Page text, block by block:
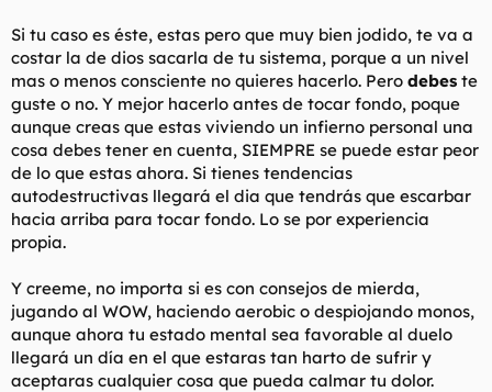
Si tu caso es éste, estas pero que muy bien jodido, te va a
costar la de dios sacarla de tu sistema, porque a un nivel
mas o menos consciente no quieres hacerlo. Pero debes te
guste o no. Y mejor hacerlo antes de tocar fondo, poque
aunque creas que estas viviendo un infierno personal una
cosa debes tener en cuenta, SIEMPRE se puede estar peor
de lo que estas ahora. Si tienes tendencias
autodestructivas llegará el dia que tendrás que escarbar
hacia arriba para tocar fondo. Lo se por experiencia
propia.
Y creeme, no importa si es con consejos de mierda,
jugando al WOW, haciendo aerobic o despiojando monos,
aunque ahora tu estado mental sea favorable al duelo
llegará un día en el que estaras tan harto de sufrir y
aceptaras cualquier cosa que pueda calmar tu dolor.